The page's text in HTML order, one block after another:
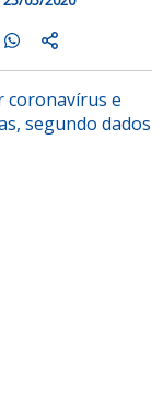
coronavírus e
segundo dados